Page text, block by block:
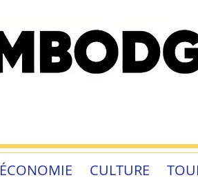
ÉCONOMIE CULTURE